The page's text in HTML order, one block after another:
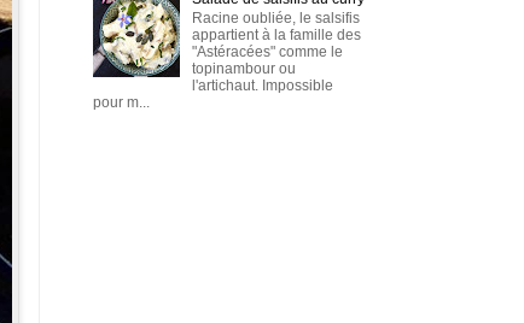
Racine oubliée, le salsifis
appartient à la famille des
"Astéracées" comme le
topinambour ou
l'artichaut. Impossible
pour m...